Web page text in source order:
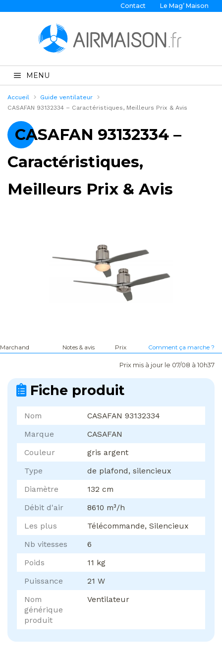
Contact Le Mag’ Maison
MENU
Accueil
Guide ventilateur
CASAFAN 93132334 – Caractéristiques, Meilleurs Prix & Avis
CASAFAN 93132334 –
Caractéristiques,
Meilleurs Prix & Avis
Marchand Notes & avis Prix Comment ça marche ?
Prix mis à jour le 07/08 à 10h37
Fiche produit
Nom
CASAFAN 93132334
Marque
CASAFAN
Couleur
gris argent
Type
de plafond, silencieux
Diamètre
132 cm
Débit d'air
8610 m³/h
Les plus
Télécommande, Silencieux
Nb vitesses
6
Poids
11 kg
Puissance
21 W
Nom
générique
produit
Ventilateur